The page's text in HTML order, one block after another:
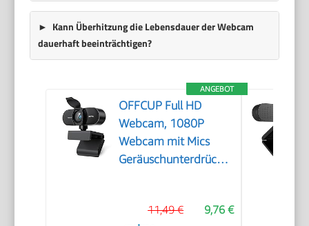
Kann Überhitzung die Lebensdauer der Webcam
dauerhaft beeinträchtigen?
ANGEBOT
OFFCUP Full HD
Webcam, 1080P
Webcam mit Mics
Geräuschunterdrückung,
Kamera für PC Laptop
9,76 €
11,49 €